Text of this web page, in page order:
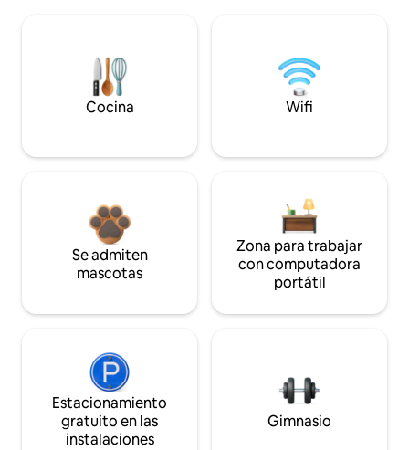
Cocina Wifi
Se admiten
mascotas
Zona para trabajar
con computadora
portátil
Estacionamiento
gratuito en las
instalaciones
Gimnasio